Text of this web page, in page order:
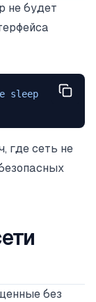
не будет
sleep
где сеть не
без